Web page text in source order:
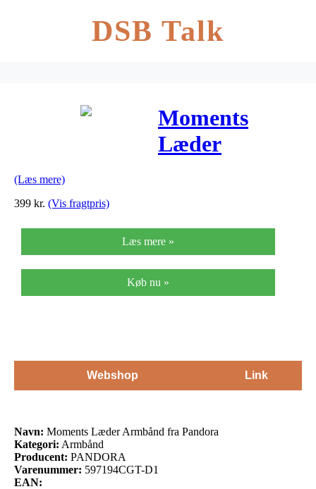
DSB Talk
Moments
Læder
(Læs mere)
399 kr. (Vis fragtpris)
Læs mere »
Køb nu »
Webshop Link
Navn: Moments Læder Armbånd fra Pandora
Kategori: Armbånd
Producent: PANDORA
Varenummer: 597194CGT-D1
EAN: